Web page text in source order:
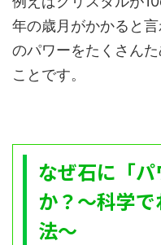
年の歳月がかかると
のパワーをたくさん
ことです。
なぜ石に「
か？〜科学
法〜